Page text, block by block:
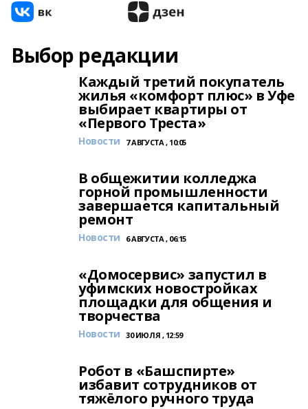
Выбор редакции
Каждый третий покупатель
жилья «комфорт плюс» в Уфе
выбирает квартиры от
«Первого Треста»
Новости 7 АВГУСТА , 10:05
В общежитии колледжа
горной промышленности
завершается капитальный
ремонт
Новости 6 АВГУСТА , 06:15
«Домосервис» запустил в
уфимских новостройках
площадки для общения и
творчества
Новости 30 ИЮЛЯ , 12:59
Робот в «Башспирте»
избавит сотрудников от
тяжёлого ручного труда